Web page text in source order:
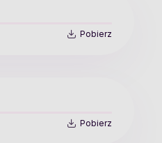
Pobierz
Pobierz